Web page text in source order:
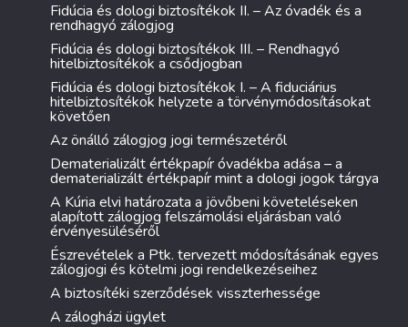
Fidúcia és dologi biztosítékok II. – Az óvadék és a
rendhagyó zálogjog
Fidúcia és dologi biztosítékok III. – Rendhagyó
hitelbiztosítékok a csődjogban
Fidúcia és dologi biztosítékok I. – A fiduciárius
hitelbiztosítékok helyzete a törvénymódosításokat
követően
Az önálló zálogjog jogi természetéről
Dematerializált értékpapír óvadékba adása – a
dematerializált értékpapír mint a dologi jogok tárgya
A Kúria elvi határozata a jövőbeni követeléseken
alapított zálogjog felszámolási eljárásban való
érvényesüléséről
Észrevételek a Ptk. tervezett módosításának egyes
zálogjogi és kötelmi jogi rendelkezéseihez
A biztosítéki szerződések visszterhessége
A zálogházi ügylet